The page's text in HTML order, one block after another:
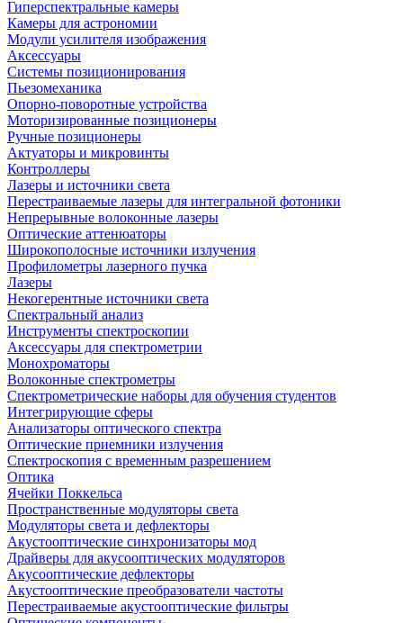
Гиперспектральные камеры
Камеры для астрономии
Модули усилителя изображения
Аксессуары
Системы позиционирования
Пьезомеханика
Опорно-поворотные устройства
Моторизированные позиционеры
Ручные позиционеры
Актуаторы и микровинты
Контроллеры
Лазеры и источники света
Перестраиваемые лазеры для интегральной фотоники
Непрерывные волоконные лазеры
Оптические аттенюаторы
Широкополосные источники излучения
Профилометры лазерного пучка
Лазеры
Некогерентные источники света
Спектральный анализ
Инструменты спектроскопии
Аксессуары для спектрометрии
Монохроматоры
Волоконные спектрометры
Спектрометрические наборы для обучения студентов
Интегрирующие сферы
Анализаторы оптического спектра
Оптические приемники излучения
Спектроскопия с временным разрешением
Оптика
Ячейки Поккельса
Пространственные модуляторы света
Модуляторы света и дефлекторы
Акустооптические синхронизаторы мод
Драйверы для акусооптических модуляторов
Акусооптические дефлекторы
Акустооптические преобразователи частоты
Перестраиваемые акустооптические фильтры